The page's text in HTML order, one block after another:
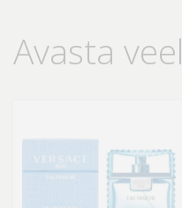
Avasta veel